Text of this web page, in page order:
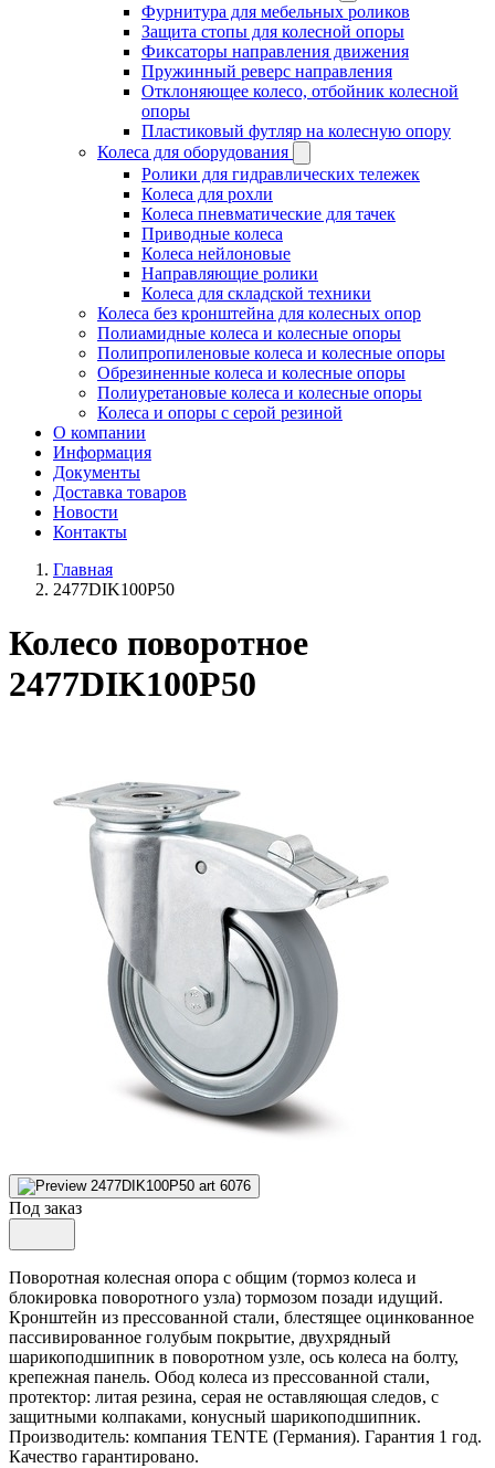
Фурнитура для мебельных роликов
Защита стопы для колесной опоры
Фиксаторы направления движения
Пружинный реверс направления
Отклоняющее колесо, отбойник колесной
опоры
Пластиковый футляр на колесную опору
Колеса для оборудования
Ролики для гидравлических тележек
Колеса для рохли
Колеса пневматические для тачек
Приводные колеса
Колеса нейлоновые
Направляющие ролики
Колеса для складской техники
Колеса без кронштейна для колесных опор
Полиамидные колеса и колесные опоры
Полипропиленовые колеса и колесные опоры
Обрезиненные колеса и колесные опоры
Полиуретановые колеса и колесные опоры
Колеса и опоры с серой резиной
О компании
Информация
Документы
Доставка товаров
Новости
Контакты
Главная
2477DIK100P50
Колесо поворотное
2477DIK100P50
Под заказ
Поворотная колесная опора с общим (тормоз колеса и
блокировка поворотного узла) тормозом позади идущий.
Кронштейн из прессованной стали, блестящее оцинкованное
пассивированное голубым покрытие, двухрядный
шарикоподшипник в поворотном узле, ось колеса на болту,
крепежная панель. Обод колеса из прессованной стали,
протектор: литая резина, серая не оставляющая следов, с
защитными колпаками, конусный шарикоподшипник.
Производитель: компания TENTE (Германия). Гарантия 1 год.
Качество гарантировано.